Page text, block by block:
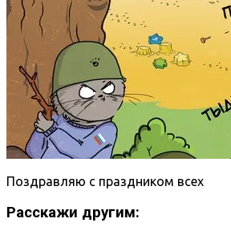
Поздравляю с праздником всех
Расскажи другим: